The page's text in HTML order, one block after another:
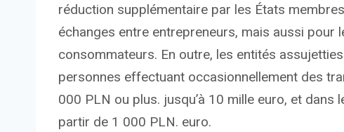
réduction supplémentaire par les États
échanges entre entrepreneurs, mais aussi
consommateurs. En outre, les entités
personnes effectuant occasionnellement des
000 PLN ou plus. jusqu’à 10 mille euro, et
partir de 1 000 PLN. euro.